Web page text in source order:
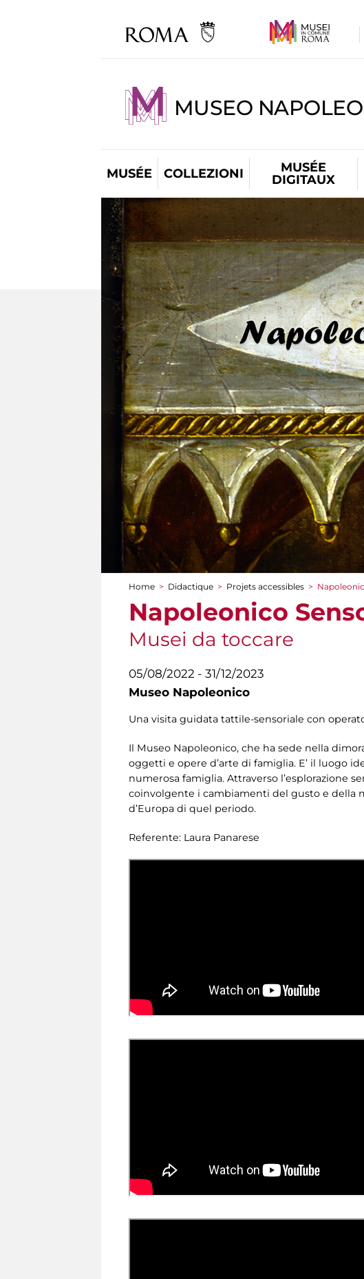
MUSEO
MUSÉE COLLEZIONI
MUSÉE
DIGITAUX
You are here
Home > Didactique > Projets accessibles >
Napoleonico
Musei da toccare
05/08/2022 - 31/12/2023
Museo Napoleonico
Una visita guidata tattile-sensoriale con
Il Museo Napoleonico, che ha sede nella
oggetti e opere d’arte di famiglia. E’ il luogo
numerosa famiglia. Attraverso l’esplorazione
coinvolgente i cambiamenti del gusto e della
d’Europa di quel periodo.
Referente: Laura Panarese